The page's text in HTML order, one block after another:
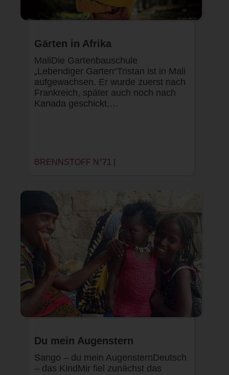
Gärten in Afrika
MaliDie Gartenbauschule
„Lebendiger Garten“Tristan ist in Mali
aufgewachsen. Er wurde zuerst nach
Frankreich, später auch noch nach
Kanada geschickt,…
BRENNSTOFF N°71 |
Du mein Augenstern
Sango – du mein AugensternDeutsch
– das KindMir fiel zunächst das